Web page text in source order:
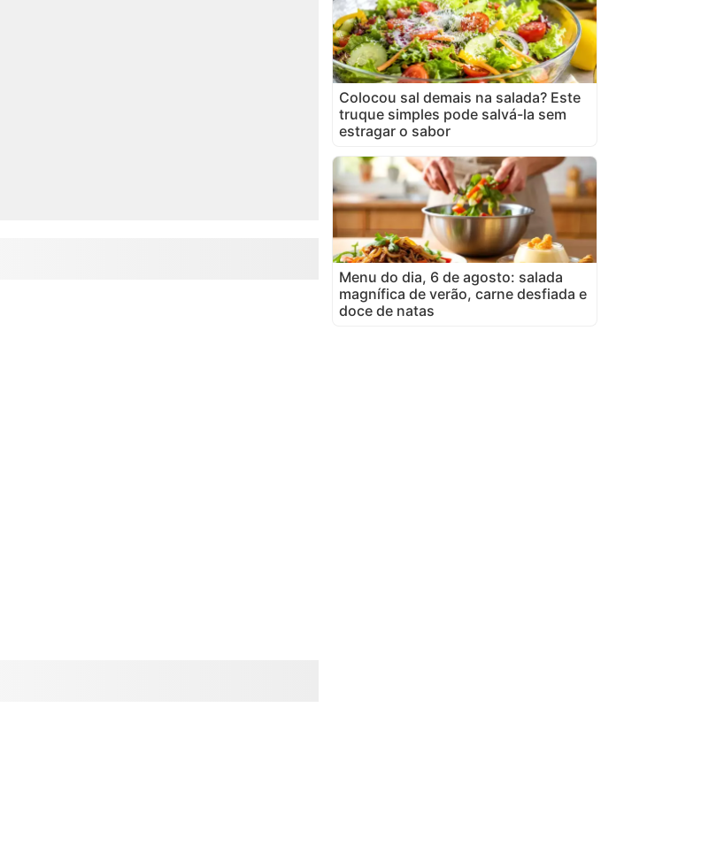
Colocou sal demais na salada? Este
truque simples pode salvá-la sem
estragar o sabor
Menu do dia, 6 de agosto: salada
magnífica de verão, carne desfiada e
doce de natas